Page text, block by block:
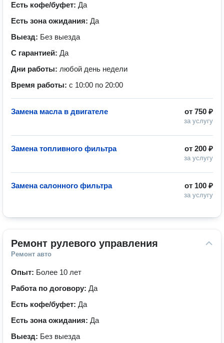
Есть кофе/буфет: Да
Есть зона ожидания: Да
Выезд: Без выезда
С гарантией: Да
Дни работы: любой день недели
Время работы: с 10:00 по 20:00
от 750 ₽
за услугу
Замена масла в двигателе
от 200 ₽
за услугу
Замена топливного фильтра
от 100 ₽
за услугу
Замена салонного фильтра
Ремонт рулевого управления
Ремонт авто
Опыт: Более 10 лет
Работа по договору: Да
Есть кофе/буфет: Да
Есть зона ожидания: Да
Выезд: Без выезда